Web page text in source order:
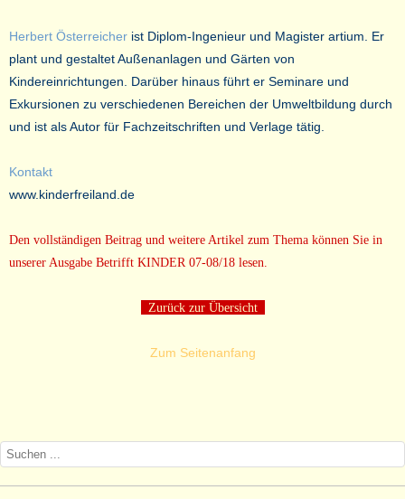
Herbert Österreicher ist Diplom-Ingenieur und Magister artium. Er
plant und gestaltet Außenanlagen und Gärten von
Kindereinrichtungen. Darüber hinaus führt er Seminare und
Exkursionen zu verschiedenen Bereichen der Umweltbildung durch
und ist als Autor für Fachzeitschriften und Verlage tätig.
Kontakt
www.kinderfreiland.de
Den vollständigen Beitrag und weitere Artikel zum Thema können Sie in
unserer Ausgabe Betrifft KINDER 07-08/18 lesen.
Zurück zur Übersicht
Zum Seitenanfang